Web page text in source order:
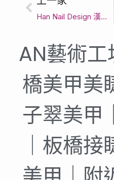
Han Nail Design 漢妮美甲-新北板橋推薦|凝膠|彩繪|暈染|美甲教學|新埔站｜新北市精緻做指甲首選｜客製化美甲款式與頂級光療指甲服務
AN藝術
橋美甲美
子翠美甲
｜板橋